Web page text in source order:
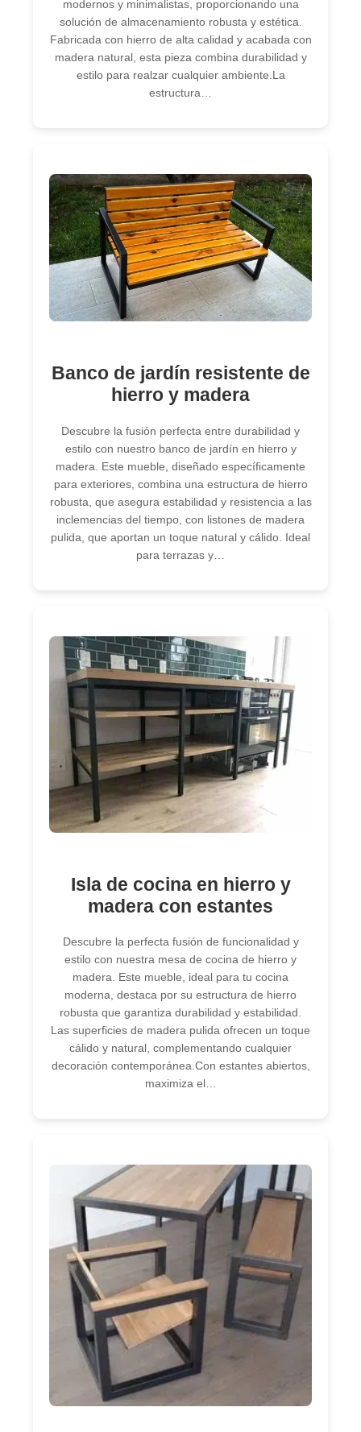
modernos y minimalistas, proporcionando una
solución de almacenamiento robusta y estética.
Fabricada con hierro de alta calidad y acabada con
madera natural, esta pieza combina durabilidad y
estilo para realzar cualquier ambiente.La
estructura…
Banco de jardín resistente de
hierro y madera
Descubre la fusión perfecta entre durabilidad y
estilo con nuestro banco de jardín en hierro y
madera. Este mueble, diseñado específicamente
para exteriores, combina una estructura de hierro
robusta, que asegura estabilidad y resistencia a las
inclemencias del tiempo, con listones de madera
pulida, que aportan un toque natural y cálido. Ideal
para terrazas y…
Isla de cocina en hierro y
madera con estantes
Descubre la perfecta fusión de funcionalidad y
estilo con nuestra mesa de cocina de hierro y
madera. Este mueble, ideal para tu cocina
moderna, destaca por su estructura de hierro
robusta que garantiza durabilidad y estabilidad.
Las superficies de madera pulida ofrecen un toque
cálido y natural, complementando cualquier
decoración contemporánea.Con estantes abiertos,
maximiza el…